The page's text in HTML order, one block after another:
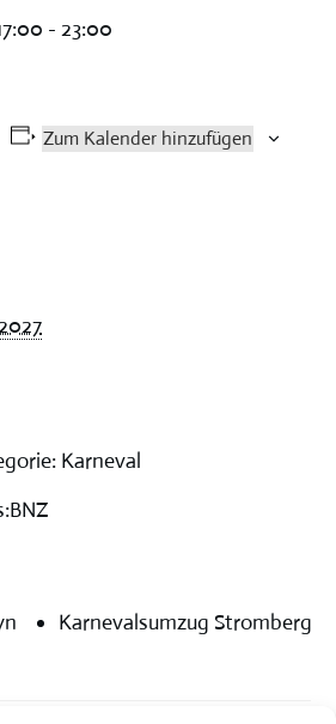
- 23:00
Zum Kalender hinzufügen
Karneval
BNZ
Karnevalsumzug Stromberg